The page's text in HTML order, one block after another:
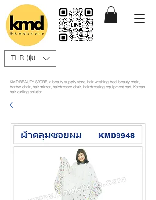
THB (฿)
KMD BEAUTY STORE, a beauty supply store, hair washing bed, beauty chair,
barber chair, hair mirror, hairdresser chair, hairdressing equipment cart, Korean
hair curling solution